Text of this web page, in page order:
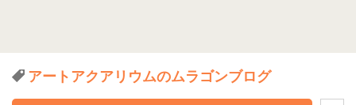
アートアクアリウムのムラゴンブログ